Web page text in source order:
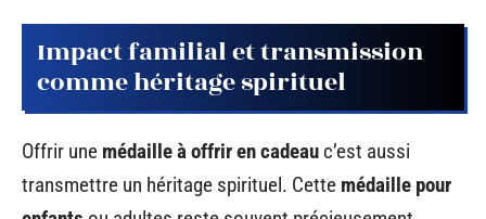
Impact familial et transmission
comme héritage spirituel
Offrir une médaille à offrir en cadeau c’est aussi
transmettre un héritage spirituel. Cette médaille pour